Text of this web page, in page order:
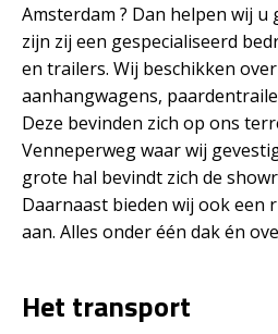
Amsterdam ? Dan helpen wij u
zijn zij een gespecialiseerd
en trailers. Wij beschikken
aanhangwagens,
Deze bevinden zich op ons
Venneperweg waar wij
grote hal bevindt zich de
Daarnaast bieden wij ook een
aan. Alles onder één dak én
Het transport